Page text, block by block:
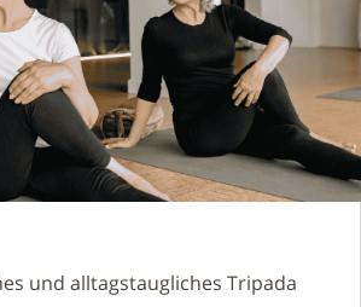
und alltagstaugliches Tripada